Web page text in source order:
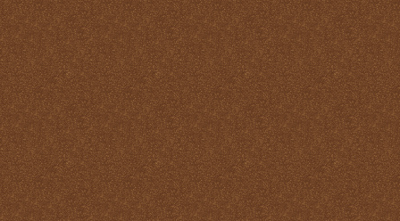
Misa
Real y verdadera presencia
de Jesús en la Eucaristía
remotepost@sancta-missa-
cotidiana.org
Reparación
Ser Eucaristía
Sin etiqueta
Transubstanciación
Un milagro de amor